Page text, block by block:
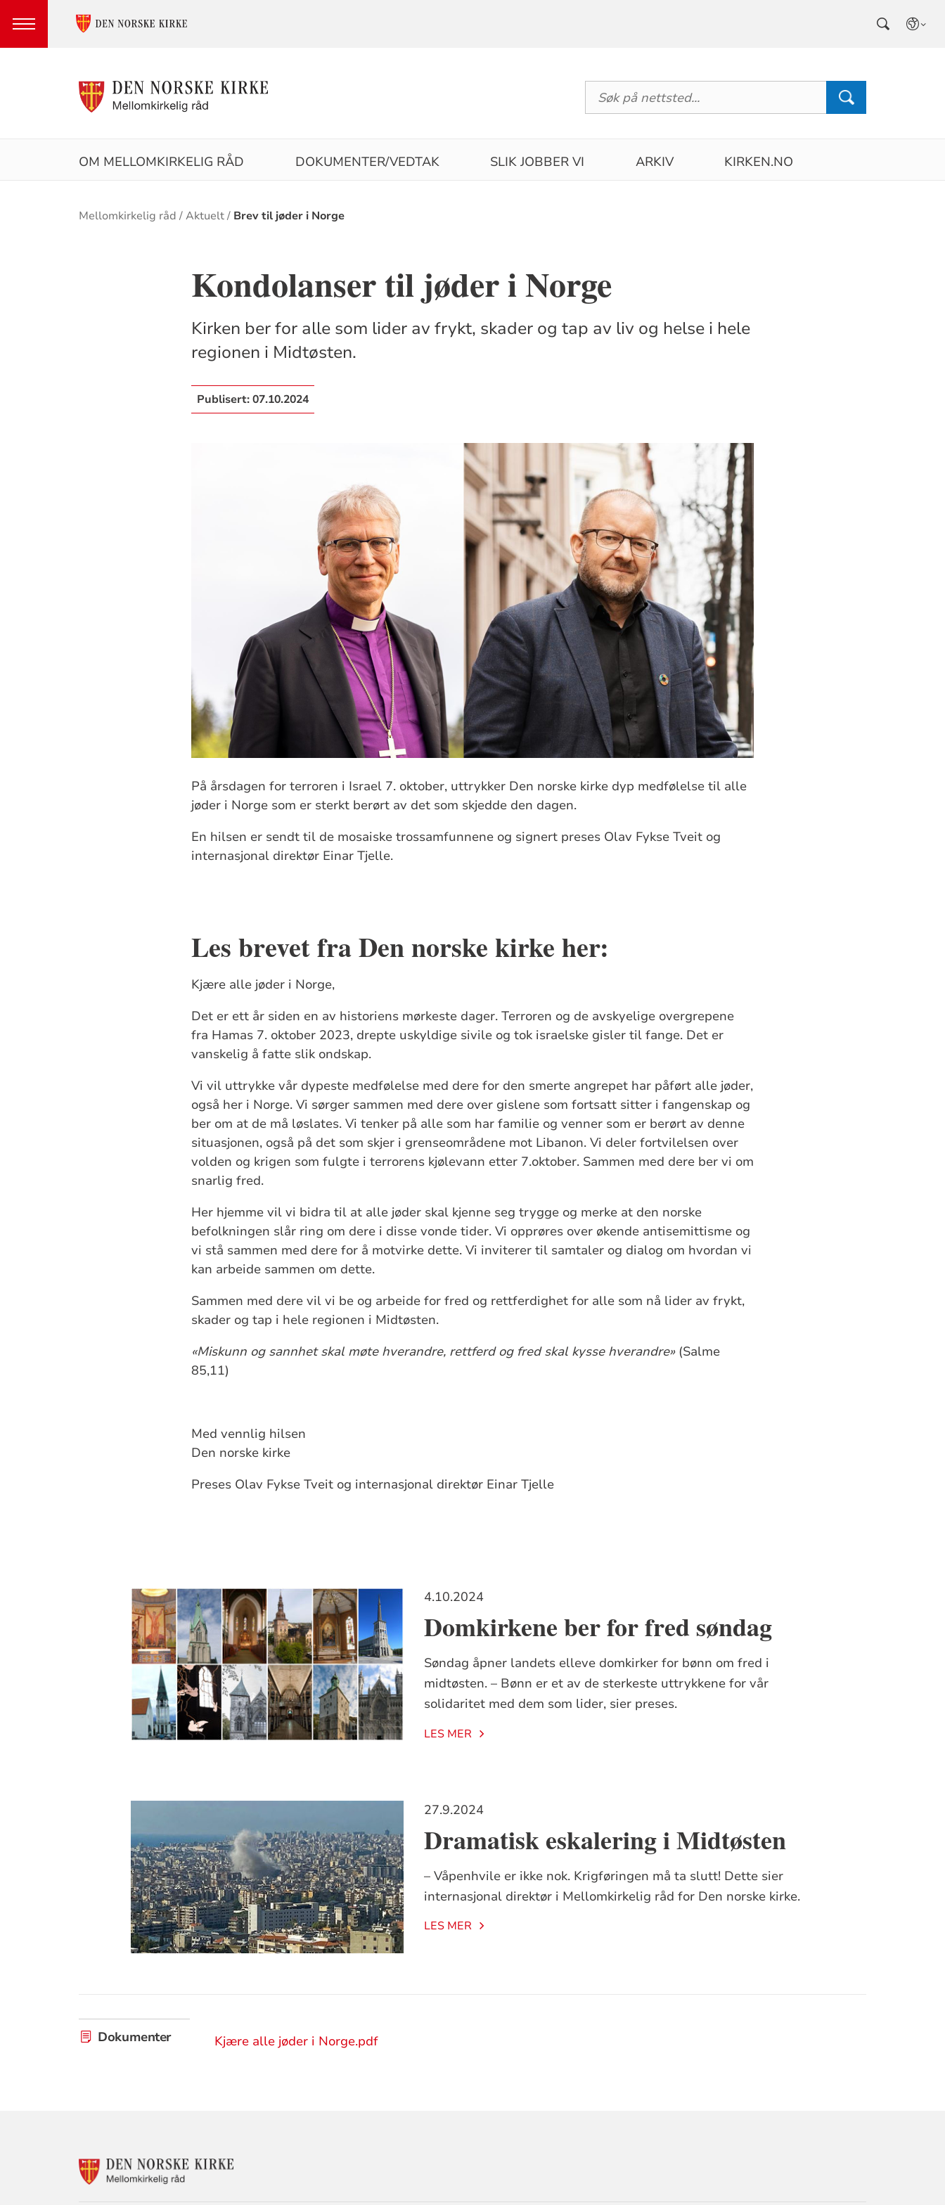
HovedmenyOM MELLOMKIRKELIG RÅD DOKUMENTER/VEDTAK SLIK JOBBER VI ARKIV KIRKEN.NO
Brødsmulesti
Mellomkirkelig råd Aktuelt Brev til jøder i Norge
Kondolanser til jøder i Norge
Kirken ber for alle som lider av frykt, skader og tap av liv og helse i hele
regionen i Midtøsten.
Publisert:07.10.2024
På årsdagen for terroren i Israel 7. oktober, uttrykker Den norske kirke dyp medfølelse til alle
jøder i Norge som er sterkt berørt av det som skjedde den dagen.
En hilsen er sendt til de mosaiske trossamfunnene og signert preses Olav Fykse Tveit og
internasjonal direktør Einar Tjelle.
Les brevet fra Den norske kirke her:
Kjære alle jøder i Norge,
Det er ett år siden en av historiens mørkeste dager. Terroren og de avskyelige overgrepene
fra Hamas 7. oktober 2023, drepte uskyldige sivile og tok israelske gisler til fange. Det er
vanskelig å fatte slik ondskap.
Vi vil uttrykke vår dypeste medfølelse med dere for den smerte angrepet har påført alle jøder,
også her i Norge. Vi sørger sammen med dere over gislene som fortsatt sitter i fangenskap og
ber om at de må løslates. Vi tenker på alle som har familie og venner som er berørt av denne
situasjonen, også på det som skjer i grenseområdene mot Libanon. Vi deler fortvilelsen over
volden og krigen som fulgte i terrorens kjølevann etter 7.oktober. Sammen med dere ber vi om
snarlig fred.
Her hjemme vil vi bidra til at alle jøder skal kjenne seg trygge og merke at den norske
befolkningen slår ring om dere i disse vonde tider. Vi opprøres over økende antisemittisme og
vi stå sammen med dere for å motvirke dette. Vi inviterer til samtaler og dialog om hvordan vi
kan arbeide sammen om dette.
Sammen med dere vil vi be og arbeide for fred og rettferdighet for alle som nå lider av frykt,
skader og tap i hele regionen i Midtøsten.
«Miskunn og sannhet skal møte hverandre, rettferd og fred skal kysse hverandre» (Salme
85,11)
Med vennlig hilsen
Den norske kirke
Preses Olav Fykse Tveit og internasjonal direktør Einar Tjelle
4.10.2024
Domkirkene ber for fred søndag
Søndag åpner landets elleve domkirker for bønn om fred i
midtøsten. – Bønn er et av de sterkeste uttrykkene for vår
solidaritet med dem som lider, sier preses.
LES MER
27.9.2024
Dramatisk eskalering i Midtøsten
– Våpenhvile er ikke nok. Krigføringen må ta slutt! Dette sier
internasjonal direktør i Mellomkirkelig råd for Den norske kirke.
LES MER
Dokumenter Kjære alle jøder i Norge.pdf
KONTAKTINFORMASJON